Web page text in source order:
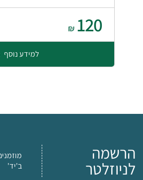
120
₪
למידע נוסף
הרשמה
לניוזלטר
ב'יד'